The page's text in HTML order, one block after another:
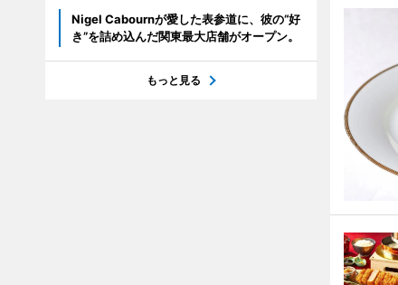
Nigel Cabournが愛した表参道に、彼の“好
き”を詰め込んだ関東最大店舗がオープン。
もっと見る